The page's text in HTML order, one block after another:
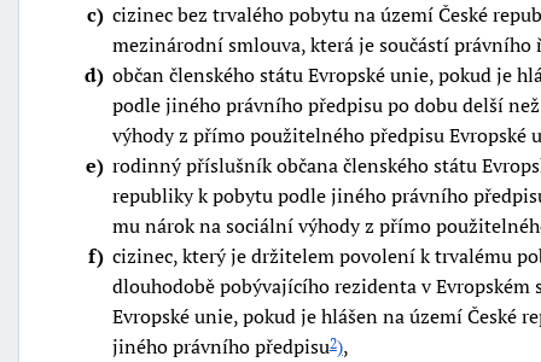
c cizinec bez trvalého pobytu na území České
mezinárodní smlouva, která je součástí právního
d občan členského státu Evropské unie, pokud je
podle jiného právního předpisu po dobu delší
výhody z přímo použitelného předpisu Evropské
e rodinný příslušník občana členského státu
republiky k pobytu podle jiného právního
mu nárok na sociální výhody z přímo
f cizinec, který je držitelem povolení k trvalému
dlouhodobě pobývajícího rezidenta v
Evropské unie, pokud je hlášen na území České
jiného právního předpisu2),
"náhradě
škod"